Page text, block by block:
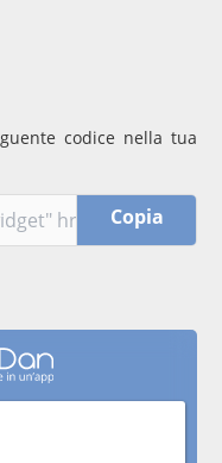
codice nella tua
Copia